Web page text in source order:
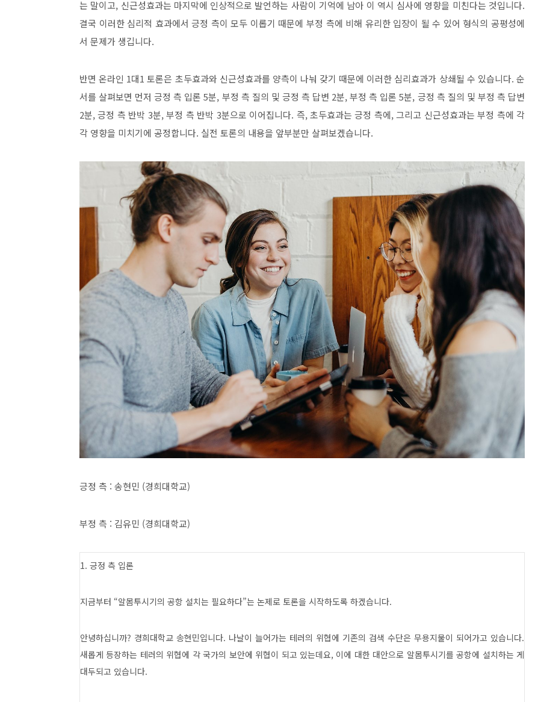
는 말이고, 신근성효과는 마지막에 인상적으로 발언하는 사람이 기억에 남아 이 역시 심사에 영향을 미친다는 것입니다.
결국 이러한 심리적 효과에서 긍정 측이 모두 이롭기 때문에 부정 측에 비해 유리한 입장이 될 수 있어 형식의 공평성에
서 문제가 생깁니다.
반면 온라인 1대1토론은 초두효과와 신근성효과를 양측이 나눠 갖기 때문에 이러한 심리효과가 상쇄될 수 있습니다.순
서를 살펴보면 먼저 긍정 측 입론5분, 부정 측 질의 및 긍정 측 답변 2분,부정 측 입론5분, 긍정 측 질의 및 부정 측 답변
2분,긍정 측 반박 3분,부정 측 반박 3분으로 이어집니다. 즉,초두효과는 긍정 측에,그리고 신근성효과는 부정 측에 각
각 영향을 미치기에 공정합니다. 실전 토론의 내용을 앞부분만 살펴보겠습니다.
긍정 측 : 송현민 (경희대학교)
부정 측 : 김유민 (경희대학교)
1. 긍정 측 입론
지금부터 “알몸투시기의 공항 설치는 필요하다”는 논제로 토론을 시작하도록 하겠습니다.
안녕하십니까? 경희대학교 송현민입니다. 나날이 늘어가는 테러의 위협에 기존의 검색 수단은 무용지물이 되어가고 있습니다.
새롭게 등장하는 테러의 위협에 각 국가의 보안에 위협이 되고 있는데요, 이에 대한 대안으로 알몸투시기를 공항에 설치하는 게
대두되고 있습니다.